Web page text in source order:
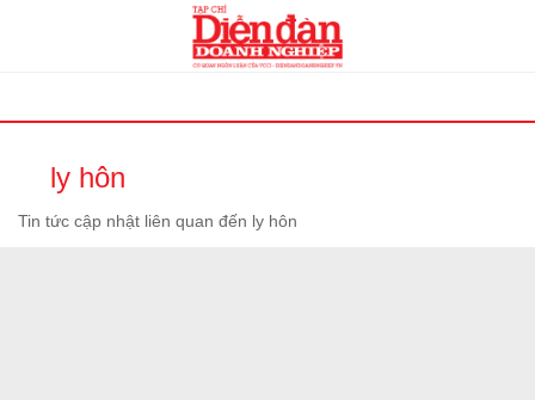
ly hôn
Tin tức cập nhật liên quan đến ly hôn